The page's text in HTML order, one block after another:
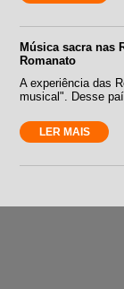
Música sacra nas
Romanato
A experiência das
musical". Desse
LER MAIS